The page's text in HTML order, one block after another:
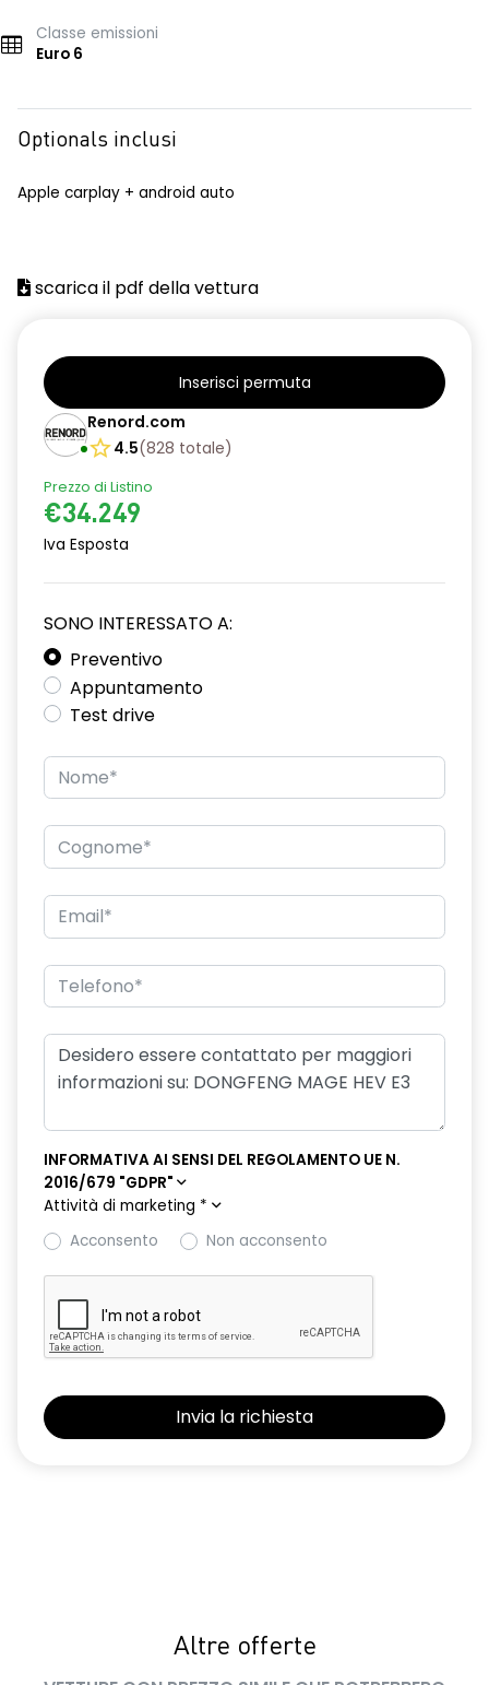
Classe emissioni
Euro 6
Optionals inclusi
Apple carplay + android auto
scarica il pdf della vettura
Inserisci permuta
Renord.com
4.5(828 totale)
Prezzo di Listino
€34.249
Iva Esposta
SONO INTERESSATO A:
Preventivo
Appuntamento
Test drive
INFORMATIVA AI SENSI DEL REGOLAMENTO UE N.
2016/679 "GDPR"
Attività di marketing *
Acconsento
Non acconsento
Altre offerte